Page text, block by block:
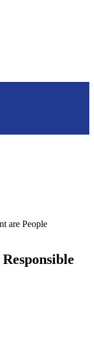
are People